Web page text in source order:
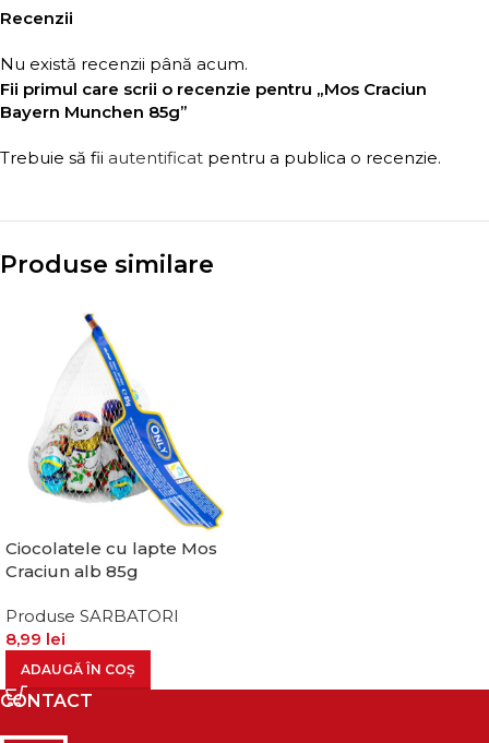
Recenzii
Nu există recenzii până acum.
Fii primul care scrii o recenzie pentru „Mos Craciun
Bayern Munchen 85g”
Trebuie să fii autentificat pentru a publica o recenzie.
Produse similare
Ciocolatele cu lapte Mos
Craciun alb 85g
Produse SARBATORI
8,99 lei
ADAUGĂ ÎN COȘ
CONTACT